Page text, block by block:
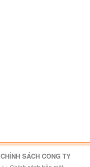
CHÍNH SÁCH CÔNG TY